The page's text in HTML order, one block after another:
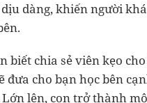
dàng, khiến người
biết chia sẻ viên kẹo
đưa cho bạn học bên
lên, con trở thành